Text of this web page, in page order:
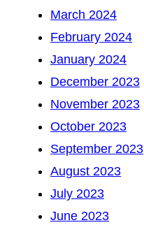
March 2024
February 2024
January 2024
December 2023
November 2023
October 2023
September 2023
August 2023
July 2023
June 2023